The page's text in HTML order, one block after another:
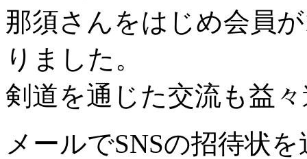
那須さんをはじめ会員
りました。
剣道を通じた交流も益
メールでSNSの招待状